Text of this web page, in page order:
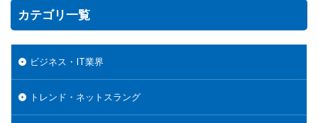
カテゴリ一覧
ビジネス・IT業界
トレンド・ネットスラング